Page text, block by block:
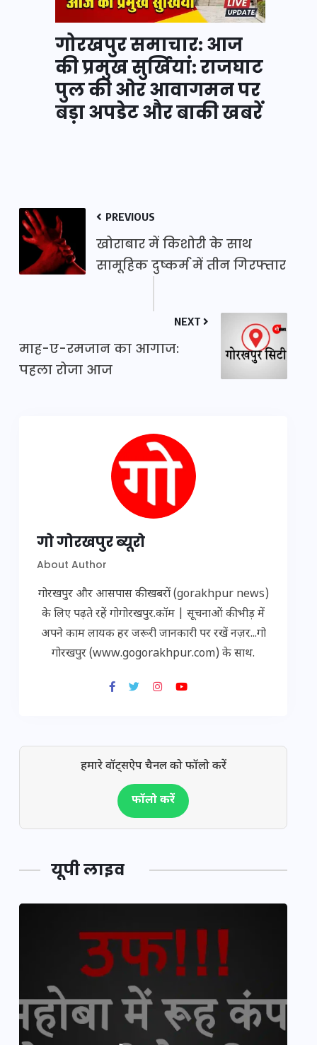
गोरखपुर समाचार: आज
की प्रमुख सुर्खियां: राजघाट
पुल की ओर आवागमन पर
बड़ा अपडेट और बाकी खबरें
PREVIOUS
खोराबार में किशोरी के साथ
सामूहिक दुष्कर्म में तीन गिरफ्तार
NEXT
माह-ए-रमजान का आगाज:
पहला रोजा आज
गो गोरखपुर ब्यूरो
About Author
गोरखपुर और आसपास की खबरों (gorakhpur news)
के लिए पढ़ते रहें गोगोरखपुर.कॉम | सूचनाओं की भीड़ में
अपने काम लायक हर जरूरी जानकारी पर रखें नज़र...गो
गोरखपुर (www.gogorakhpur.com) के साथ.
हमारे वॉट्सऐप चैनल को फॉलो करें
फॉलो करें
यूपी लाइव